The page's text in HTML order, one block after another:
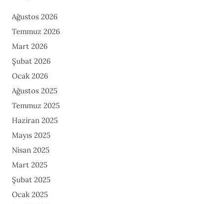
Ağustos 2026
Temmuz 2026
Mart 2026
Şubat 2026
Ocak 2026
Ağustos 2025
Temmuz 2025
Haziran 2025
Mayıs 2025
Nisan 2025
Mart 2025
Şubat 2025
Ocak 2025